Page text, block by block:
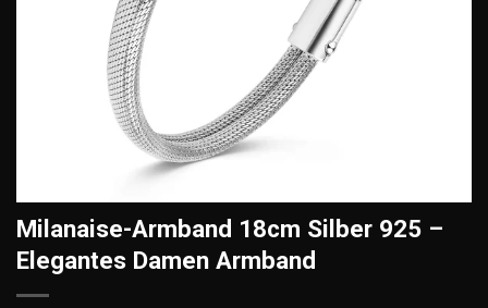
Milanaise-Armband 18cm Silber 925 –
Elegantes Damen Armband